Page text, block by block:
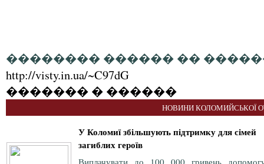
�������� ������ ��
http://visty.in.ua/~C97dG
������� � ������
НОВИНИ КОЛОМИЙСЬКОЇ
У Коломиї збільшують підтримку для сімей
загиблих героїв
Виплачувати до 100 000 гривень